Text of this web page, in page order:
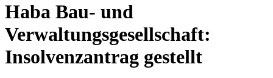
Haba Bau- und
Verwaltungsgesellschaft:
Insolvenzantrag gestellt